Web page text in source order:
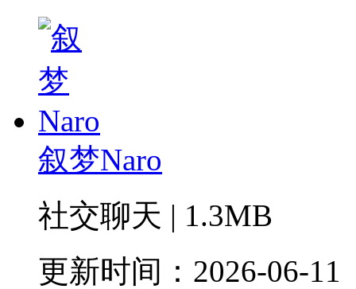
叙梦Naro
社交聊天 | 1.3MB
更新时间：2026-06-11